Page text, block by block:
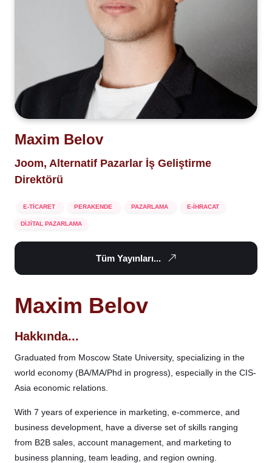
Maxim Belov
Joom, Alternatif Pazarlar İş Geliştirme
Direktörü
E-TİCARET PERAKENDE PAZARLAMA E-İHRACAT
DİJİTAL PAZARLAMA
Tüm Yayınları...
Maxim Belov
Hakkında...
Graduated from Moscow State University, specializing in the
world economy (BA/MA/Phd in progress), especially in the CIS-
Asia economic relations.
With 7 years of experience in marketing, e-commerce, and
business development, have a diverse set of skills ranging
from B2B sales, account management, and marketing to
business planning, team leading, and region owning.